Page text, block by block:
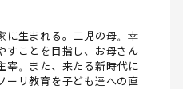
に生まれる。二児の母。幸
すことを目指し、お母さん
宰。また、来たる新時代に
ーリ教育を子ども達への直